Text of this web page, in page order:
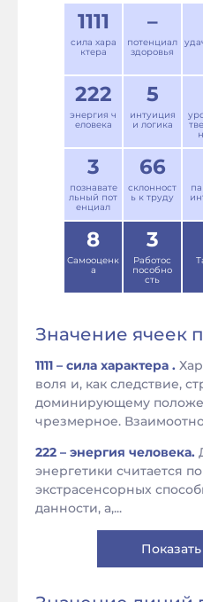
1111
сила хара
ктера
–
потенциал
здоровья
222
энергия ч
еловека
5
интуиция
и логика
3
познавате
льный пот
енциал
66
склонност
ь к труду
8
Самооценк
а
3
Работос
пособно
сть
Значение ячеек
1111 – сила характера .
воля и, как следствие,
доминирующему
чрезмерное.
222 – энергия человека.
энергетики считается
экстрасенсорных
данности, а,...